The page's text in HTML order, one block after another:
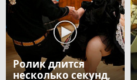
Ролик длится
несколько секунд,